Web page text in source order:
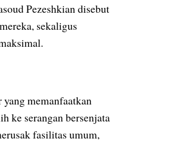
Pezeshkian disebut
sekaligus
memanfaatkan
ke serangan bersenjata
fasilitas umum,